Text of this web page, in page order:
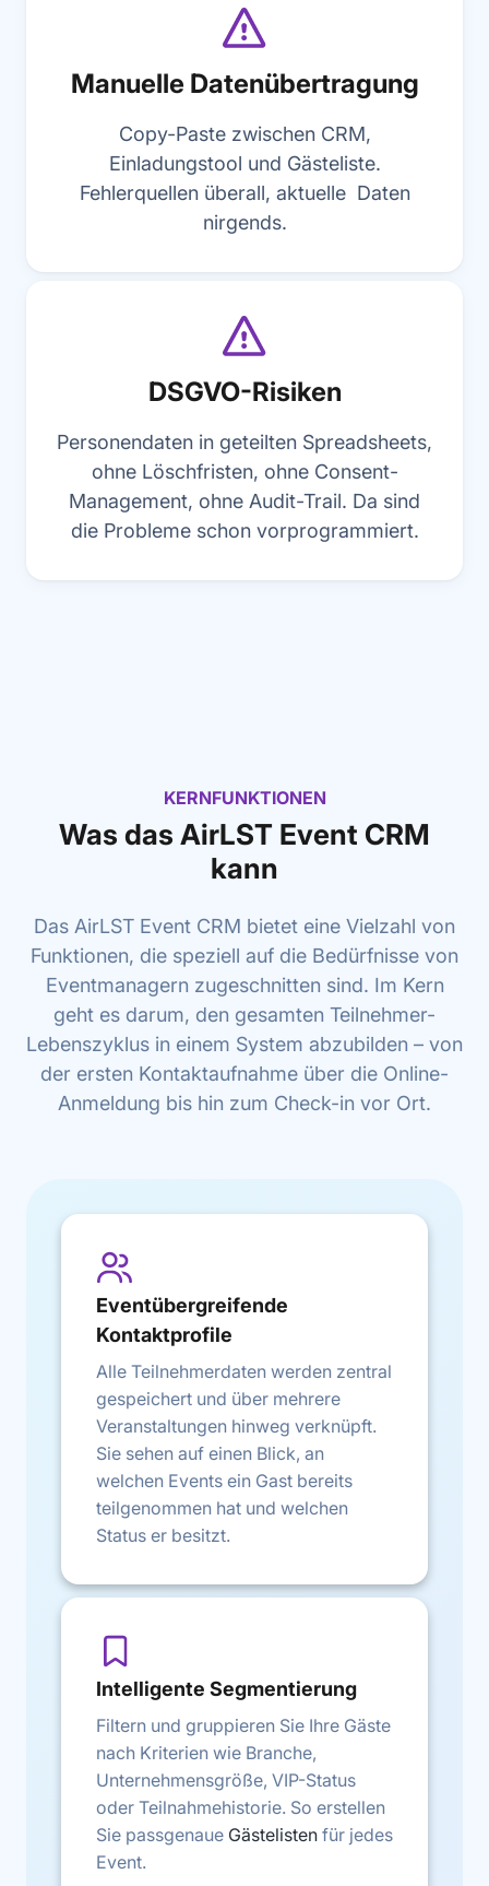
Manuelle Datenübertragung
Copy-Paste zwischen CRM,
Einladungstool und Gästeliste.
Fehlerquellen überall, aktuelle Daten
nirgends.
DSGVO-Risiken
Personendaten in geteilten Spreadsheets,
ohne Löschfristen, ohne Consent-
Management, ohne Audit-Trail. Da sind
die Probleme schon vorprogrammiert.
KERNFUNKTIONEN
Was das AirLST Event CRM
kann
Das AirLST Event CRM bietet eine Vielzahl von
Funktionen, die speziell auf die Bedürfnisse von
Eventmanagern zugeschnitten sind. Im Kern
geht es darum, den gesamten Teilnehmer-
Lebenszyklus in einem System abzubilden – von
der ersten Kontaktaufnahme über die Online-
Anmeldung bis hin zum Check-in vor Ort.
Eventübergreifende
Kontaktprofile
Alle Teilnehmerdaten werden zentral
gespeichert und über mehrere
Veranstaltungen hinweg verknüpft.
Sie sehen auf einen Blick, an
welchen Events ein Gast bereits
teilgenommen hat und welchen
Status er besitzt.
Intelligente Segmentierung
Filtern und gruppieren Sie Ihre Gäste
nach Kriterien wie Branche,
Unternehmensgröße, VIP-Status
oder Teilnahmehistorie. So erstellen
Sie passgenaue Gästelisten für jedes
Event.